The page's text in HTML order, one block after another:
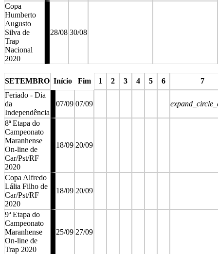
Copa
Humberto
Augusto
Silva de
Trap
Nacional
2020
28/08 30/08
SETEMBRO Início Fim 1 2 3 4 5 6
7
Feriado - Dia
da
Independência
07/09 07/09
8ª Etapa do
Campeonato
Maranhense
On-line de
Car/Pst/RF
2020
18/09 20/09
Copa Alfredo
Lália Filho de
Car/Pst/RF
2020
18/09 20/09
9ª Etapa do
Campeonato
Maranhense
On-line de
Trap 2020
25/09 27/09